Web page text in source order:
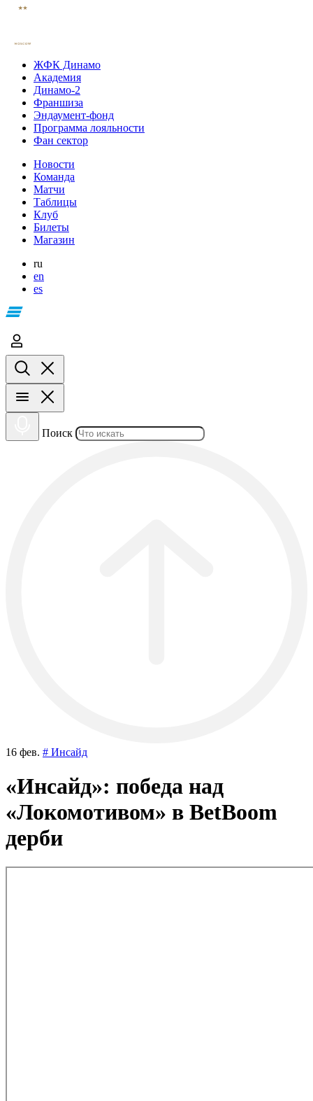
ЖФК Динамо
Академия
Динамо-2
Франшиза
Эндаумент-фонд
Программа лояльности
Фан сектор
Новости
Команда
Матчи
Таблицы
Клуб
Билеты
Магазин
ru
en
es
Поиск
16 фев. # Инсайд
«Инсайд»: победа над
«Локомотивом» в BetBoom
дерби